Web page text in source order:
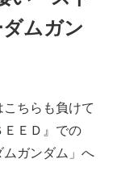
ムガン
ちらも負けて
ＥＥＤ』での
ムガンダム」へ